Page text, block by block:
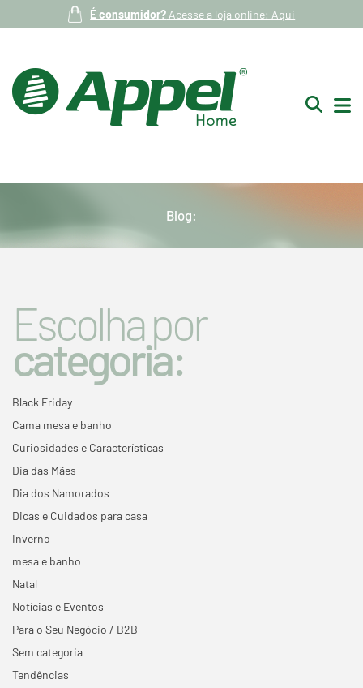
É consumidor? Acesse a loja online: Aqui
Blog:
Escolha por
categoria:
Black Friday
Cama mesa e banho
Curiosidades e Características
Dia das Mães
Dia dos Namorados
Dicas e Cuidados para casa
Inverno
mesa e banho
Natal
Notícias e Eventos
Para o Seu Negócio / B2B
Sem categoria
Tendências